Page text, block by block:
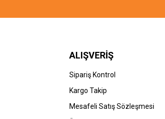
ALIŞVERİŞ
Sipariş Kontrol
Kargo Takip
Mesafeli Satış Sözleşmesi